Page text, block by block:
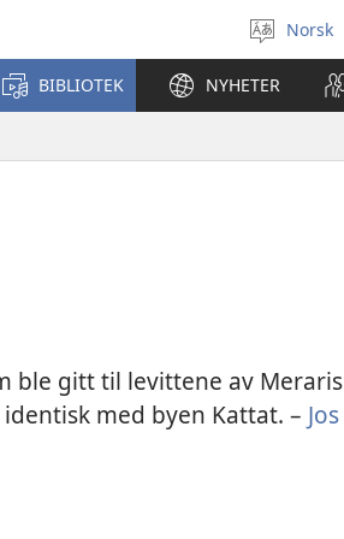
Velg
språk
Norsk
BIBLIOTEK NYHETER
ble gitt til levittene av Meraris
med byen Kattat. – Jos